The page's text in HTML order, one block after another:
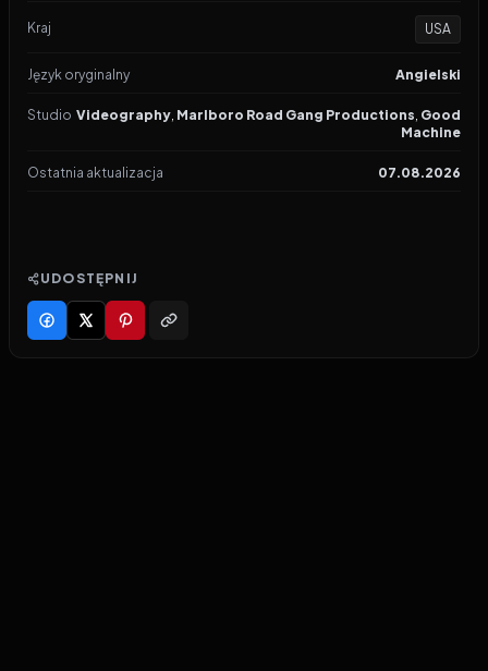
Kraj USA
Język oryginalny Angielski
Studio Videography, Marlboro Road Gang Productions, Good
Machine
Ostatnia aktualizacja 07.08.2026
UDOSTĘPNIJ